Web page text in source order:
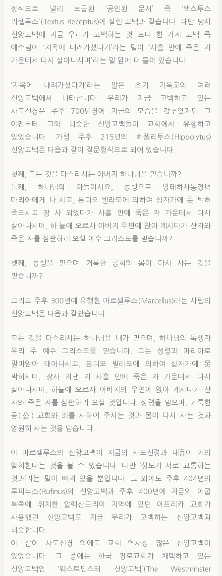
정식으로 널리 보급된 ‘공인된 문서’ 즉 ‘택스투스
리셉투스’(Textus Receptus)에 실린 고백과 같습니다. 다만 당시
신앙고백에 지금 우리가 고백하는 것 보다 한 가지 고백 즉
예수님이 ‘지옥에 내려가셨다가’라는 말이 ‘사흘 만에 죽은 자
가운데서 다시 살아나시며’라는 말 앞에 더 들어 있습니다.
‘지옥에 내려가셨다가’라는 말은 초기 기독교의 여러
신앙고백에서 나타납니다. 우리가 지금 고백하고 있는
사도신경은 주후 700년경에 지금의 모습을 갖추었지만 그
이전부터 그와 비슷한 신앙고백들이 교회에서 유행하고
있었습니다. 가령 주후 215년의 히폴리투스(Hippolytus)
신앙고백은 다음과 같이 질문형식으로 되어 있습니다.
첫째, 모든 것을 다스리시는 아버지 하나님을 믿습니까?
둘째, 하나님의 아들이시요, 성령으로 잉태하사동정녀
마리아에게 나 시고, 본디오 빌라도에 의하여 십자가에 못 박혀
죽으시고 장 사 되었다가 사흘 만에 죽은 자 가운데서 다시
살아나시며, 하 늘에 오르사 아버지 우편에 앉아 계시다가 산자와
죽은 자를 심판하러 오실 예수 그리스도를 믿습니까?
셋째, 성령을 믿으며 거룩한 공회와 몸이 다시 사는 것을
믿습니까?
그리고 주후 300년에 유행한 마르셀루스(Marcellus)라는 사람의
신앙고백은 다음과 같았습니다.
모든 것을 다스리시는 하나님을 내가 믿으며, 하나님의 독생자
우리 주 예수 그리스도를 믿습니다. 그는 성령과 마리아로
말미암아 태어나시고, 본디오 빌라도에 의하여 십자가에 못
박히시며, 장사 지낸 지 사흘 만에 죽은 자 가운데서 다시
살아나시며, 하늘에 오르사 아버지의 우편에 앉아 계시다가 산
자와 죽은 자를 심판하러 오실 것입니다. 성령을 믿으며, 거룩한
공(公) 교회와 죄를 사하여 주시는 것과 몸이 다시 사는 것과
영원히 사는 것을 믿습니다.
이 마르셀루스의 신앙고백이 지금의 사도신경과 내용이 거의
일치한다는 것을 볼 수 있습니다. 다만 ‘성도가 서로 교통하는
것과’라는 말이 빠져 있을 뿐입니다. 그 외에도 주후 404년의
루피누스(Rufinus)의 신앙고백과 주후 400년에 지금의 애굽
북쪽에 위치한 알렉산드리아 지역에 있던 아프리카 교회가
사용했던 신앙고백도 지금 우리가 고백하는 신앙고백과
비슷합니다.
이 같이 사도신경 외에도 교회 역사상 많은 신앙고백이
있었습니다. 그 중에는 한국 장로교회가 채택하고 있는
신앙고백인 ‘웨스트민스터 신앙고백’(The Westminster